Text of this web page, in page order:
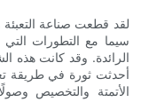
لقد قطعت صناعة التعبئة
سيما مع التطورات التي
الرائدة. وقد كانت هذه
أحدثت ثورة في طريقة
الأتمتة والتخصيص